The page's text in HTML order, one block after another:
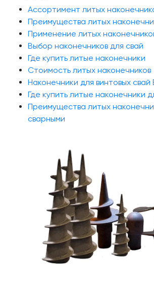
Ассортимент литых
Преимущества литых
Применение литых
Выбор наконечников для свай
Где купить литые наконечники
Стоимость литых наконечников
Наконечники для винтовых свай
Где купить литые наконечники
Преимущества литых
сварными